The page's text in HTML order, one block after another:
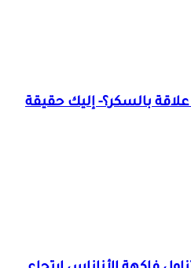
بالسكر؟- إليك حقيقة